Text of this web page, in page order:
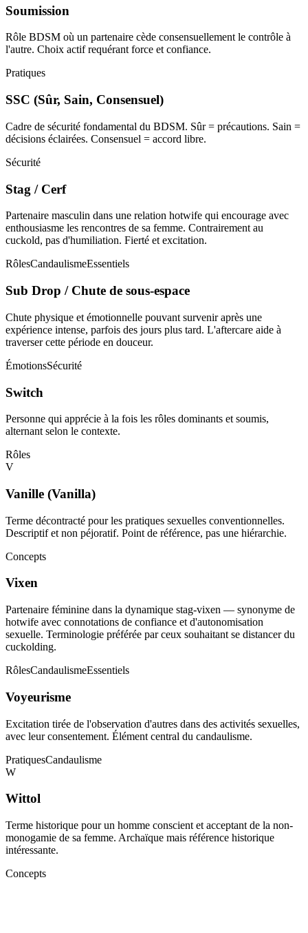
Soumission
Rôle BDSM où un partenaire cède consensuellement le contrôle à
l'autre. Choix actif requérant force et confiance.
Pratiques
SSC (Sûr, Sain, Consensuel)
Cadre de sécurité fondamental du BDSM. Sûr = précautions. Sain =
décisions éclairées. Consensuel = accord libre.
Sécurité
Stag / Cerf
Partenaire masculin dans une relation hotwife qui encourage avec
enthousiasme les rencontres de sa femme. Contrairement au
cuckold, pas d'humiliation. Fierté et excitation.
RôlesCandaulismeEssentiels
Sub Drop / Chute de sous-espace
Chute physique et émotionnelle pouvant survenir après une
expérience intense, parfois des jours plus tard. L'aftercare aide à
traverser cette période en douceur.
ÉmotionsSécurité
Switch
Personne qui apprécie à la fois les rôles dominants et soumis,
alternant selon le contexte.
Rôles
V
Vanille (Vanilla)
Terme décontracté pour les pratiques sexuelles conventionnelles.
Descriptif et non péjoratif. Point de référence, pas une hiérarchie.
Concepts
Vixen
Partenaire féminine dans la dynamique stag-vixen — synonyme de
hotwife avec connotations de confiance et d'autonomisation
sexuelle. Terminologie préférée par ceux souhaitant se distancer du
cuckolding.
RôlesCandaulismeEssentiels
Voyeurisme
Excitation tirée de l'observation d'autres dans des activités sexuelles,
avec leur consentement. Élément central du candaulisme.
PratiquesCandaulisme
W
Wittol
Terme historique pour un homme conscient et acceptant de la non-
monogamie de sa femme. Archaïque mais référence historique
intéressante.
Concepts